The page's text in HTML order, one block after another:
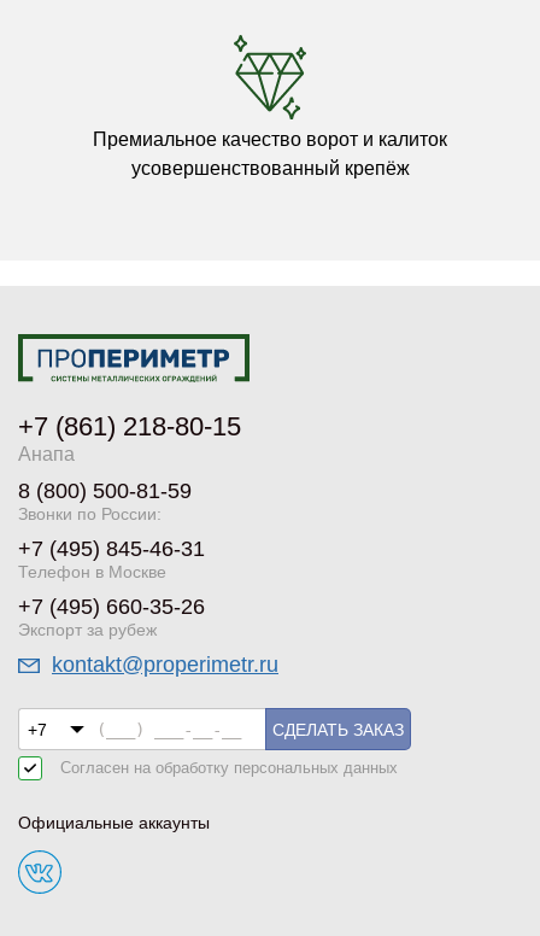
Премиальное качество ворот и калиток
усовершенствованный крепёж
+7 (861) 218-80-15
Анапа
8 (800) 500-81-59
Звонки по России:
+7 (495) 845-46-31
Телефон в Москве
+7 (495) 660-35-26
Экспорт за рубеж
kontakt@properimetr.ru
СДЕЛАТЬ ЗАКАЗ
Согласен на обработку персональных данных
Официальные аккаунты